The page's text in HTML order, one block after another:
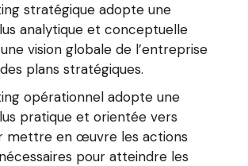
stratégique adopte une
analytique et conceptuelle
vision globale de l’entreprise
plans stratégiques.
opérationnel adopte une
pratique et orientée vers
mettre en œuvre les actions
pour atteindre les